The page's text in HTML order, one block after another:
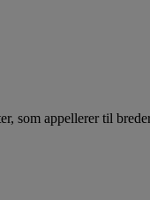
som appellerer til